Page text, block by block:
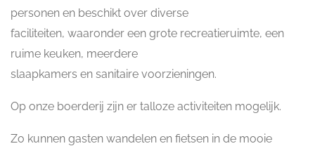
personen en beschikt over diverse
faciliteiten, waaronder een grote recreatieruimte, een
ruime keuken, meerdere
slaapkamers en sanitaire voorzieningen.
Op onze boerderij zijn er talloze activiteiten mogelijk.
Zo kunnen gasten wandelen en fietsen in de mooie